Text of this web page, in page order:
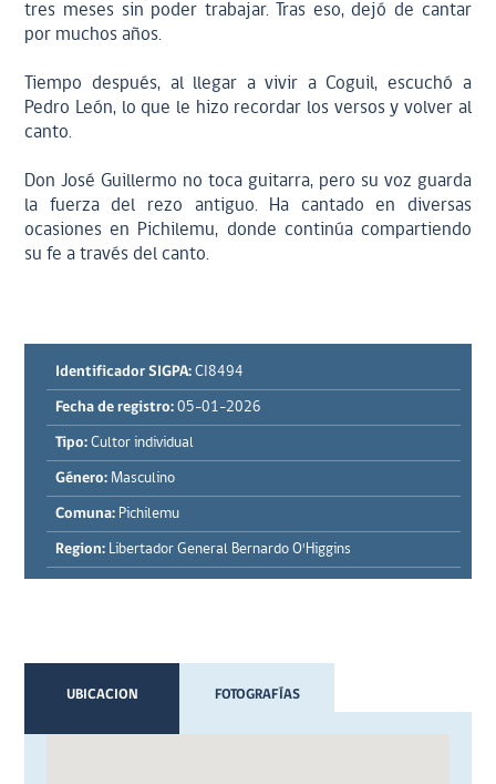
tres meses sin poder trabajar. Tras eso, dejó de cantar
por muchos años.
Tiempo después, al llegar a vivir a Coguil, escuchó a
Pedro León, lo que le hizo recordar los versos y volver al
canto.
Don José Guillermo no toca guitarra, pero su voz guarda
la fuerza del rezo antiguo. Ha cantado en diversas
ocasiones en Pichilemu, donde continúa compartiendo
su fe a través del canto.
Identificador SIGPA: CI8494
Fecha de registro: 05-01-2026
Tipo: Cultor individual
Género: Masculino
Comuna: Pichilemu
Region: Libertador General Bernardo O'Higgins
UBICACION FOTOGRAFÍAS